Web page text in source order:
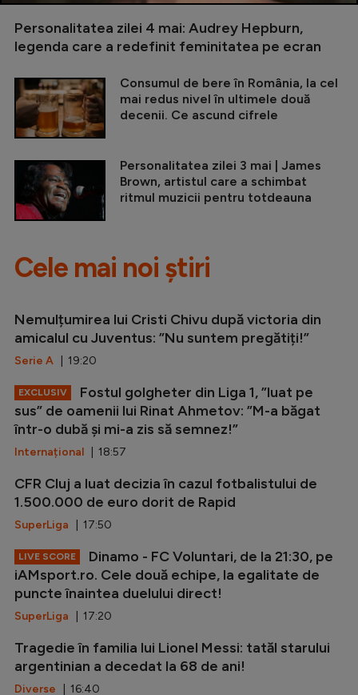
Personalitatea zilei 4 mai: Audrey Hepburn,
legenda care a redefinit feminitatea pe ecran
Consumul de bere în România, la cel
mai redus nivel în ultimele două
decenii. Ce ascund cifrele
Personalitatea zilei 3 mai | James
Brown, artistul care a schimbat
ritmul muzicii pentru totdeauna
Cele mai noi știri
Nemulțumirea lui Cristi Chivu după victoria din
amicalul cu Juventus: ”Nu suntem pregătiți!”
Serie A | 19:20
EXCLUSIV
Fostul golgheter din Liga 1, ”luat pe
sus” de oamenii lui Rinat Ahmetov: ”M-a băgat
într-o dubă și mi-a zis să semnez!”
Internațional | 18:57
CFR Cluj a luat decizia în cazul fotbalistului de
1.500.000 de euro dorit de Rapid
SuperLiga | 17:50
LIVE SCORE
Dinamo - FC Voluntari, de la 21:30, pe
iAMsport.ro. Cele două echipe, la egalitate de
puncte înaintea duelului direct!
SuperLiga | 17:20
Tragedie în familia lui Lionel Messi: tatăl starului
argentinian a decedat la 68 de ani!
Diverse | 16:40